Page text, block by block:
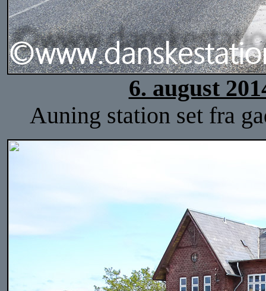
6. august
Auning station set fra